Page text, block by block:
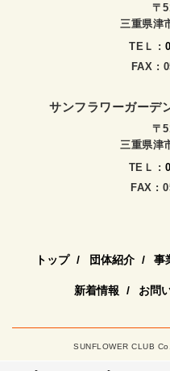
〒
三重県津
TEＬ :
FAX :
サンフラワーガーデ
〒
三重県津
TEＬ :
FAX :
トップ 団体紹介 事
新着情報 お問
SUNFLOWER CLUB